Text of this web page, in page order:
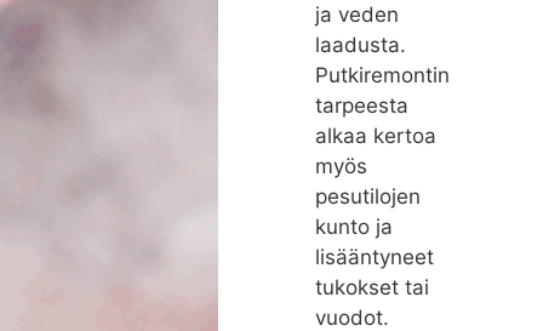
ja veden
laadusta.
Putkiremontin
tarpeesta
alkaa kertoa
myös
pesutilojen
kunto ja
lisääntyneet
tukokset tai
vuodot.